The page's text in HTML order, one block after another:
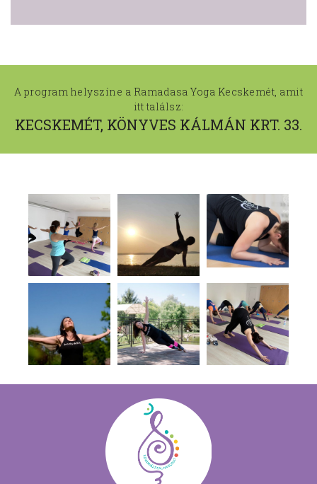
A program helyszíne a Ramadasa Yoga Kecskemét, amit
itt találsz:
KECSKEMÉT, KÖNYVES KÁLMÁN KRT. 33.